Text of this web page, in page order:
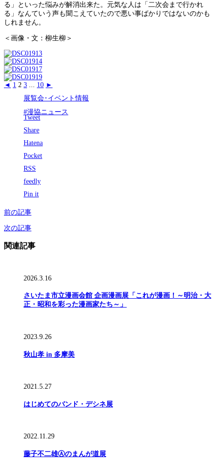
る」といった悩みが解消出来た。元気な人は「二次会まで行かれ
る」なんていう声も聞こえていたので悪い事ばかりではないのかも
しれません。
＜画像・文：柳生柳＞
◄ 1 2 3 ... 10 ►
展覧会･イベント情報
#漫協ニュース
Tweet
Share
Hatena
Pocket
RSS
feedly
Pin it
前の記事
次の記事
関連記事
2026.3.16
さいたま市立漫画会館 企画漫画展「これが漫画！～明治・大
正・昭和を彩った漫画家たち～」
2023.9.26
秋山孝 in 多摩美
2021.5.27
はじめてのバンド・デシネ展
2022.11.29
藤子不二雄Ⓐのまんが道展